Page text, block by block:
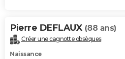
Pierre DEFLAUX (88 ans)
Créer une cagnotte obsèques
Naissance